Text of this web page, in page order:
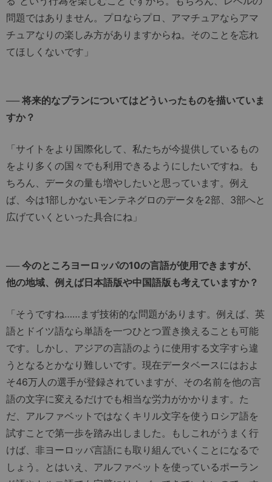
問題ではありません。プロならプロ、アマチュアならアマ
チュアなりの楽しみ方がありますからね。そのことを忘れ
てほしくないです」
── 将来的なプランについてはどういったものを描いていま
すか？
「サイトをより国際化して、私たちが今提供しているもの
をより多くの国々でも利用できるようにしたいですね。も
ちろん、データの量も増やしたいと思っています。例え
ば、今は1部しかないモンテネグロのデータを2部、3部へと
広げていくといった具合にね」
── 今のところヨーロッパの10の言語が使用できますが、
他の地域、例えば日本語版や中国語版も考えていますか？
「そうですね……まず技術的な問題があります。例えば、英
語とドイツ語なら単語を一つひとつ置き換えることも可能
です。しかし、アジアの言語のように使用する文字すら違
うとなるとかなり難しいです。現在データベースにはおよ
そ46万人の選手が登録されていますが、その名前を他の言
語の文字に変えるだけでも相当な労力がかかります。た
だ、アルファベットではなくキリル文字を使うロシア語を
試すことで第一歩を踏み出しました。もしこれがうまく行
けば、非ヨーロッパ言語にも取り組んでいくことになるで
しょう。とはいえ、アルファベットを使っているポーラン